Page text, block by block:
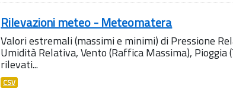
Rilevazioni meteo - Meteomatera
Valori estremali (massimi e minimi) di Pressione
Umidità Relativa, Vento (Raffica Massima),
rilevati...
CSV